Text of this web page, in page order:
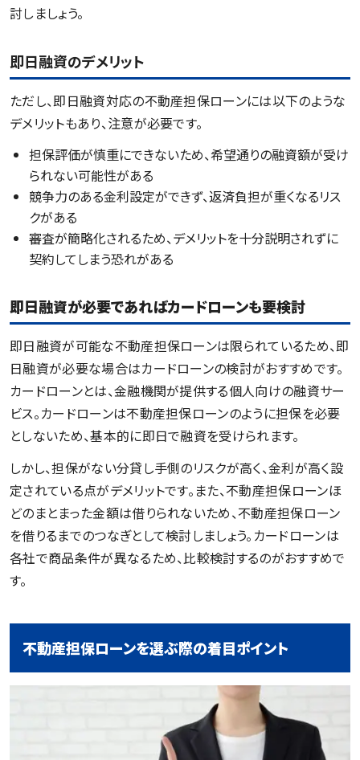
討しましょう。
即日融資のデメリット
ただし、即日融資対応の不動産担保ローンには以下のような
デメリットもあり、注意が必要です。
担保評価が慎重にできないため、希望通りの融資額が受け
られない可能性がある
競争力のある金利設定ができず、返済負担が重くなるリス
クがある
審査が簡略化されるため、デメリットを十分説明されずに
契約してしまう恐れがある
即日融資が必要であればカードローンも要検討
即日融資が可能な不動産担保ローンは限られているため、即
日融資が必要な場合はカードローンの検討がおすすめです。
カードローンとは、金融機関が提供する個人向けの融資サー
ビス。カードローンは不動産担保ローンのように担保を必要
としないため、基本的に即日で融資を受けられます。
しかし、担保がない分貸し手側のリスクが高く、金利が高く設
定されている点がデメリットです。また、不動産担保ローンほ
どのまとまった金額は借りられないため、不動産担保ローン
を借りるまでのつなぎとして検討しましょう。カードローンは
各社で商品条件が異なるため、比較検討するのがおすすめで
す。
不動産担保ローンを選ぶ際の着目ポイント